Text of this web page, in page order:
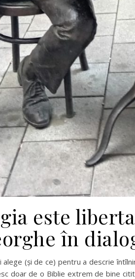
este
în
alege (și de ce) pentru a descrie
doar de o Biblie extrem de bine